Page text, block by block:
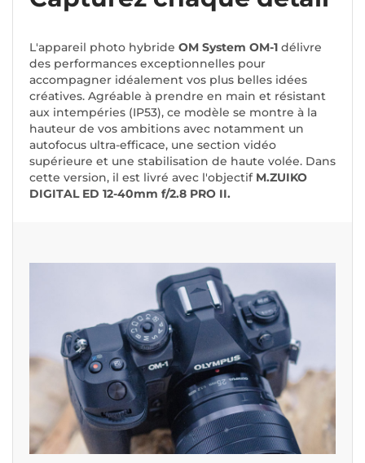
L'appareil photo hybride OM System OM-1 délivre
des performances exceptionnelles pour
accompagner idéalement vos plus belles idées
créatives. Agréable à prendre en main et résistant
aux intempéries (IP53), ce modèle se montre à la
hauteur de vos ambitions avec notamment un
autofocus ultra-efficace, une section vidéo
supérieure et une stabilisation de haute volée. Dans
cette version, il est livré avec l'objectif M.ZUIKO
DIGITAL ED 12-40mm f/2.8 PRO II.